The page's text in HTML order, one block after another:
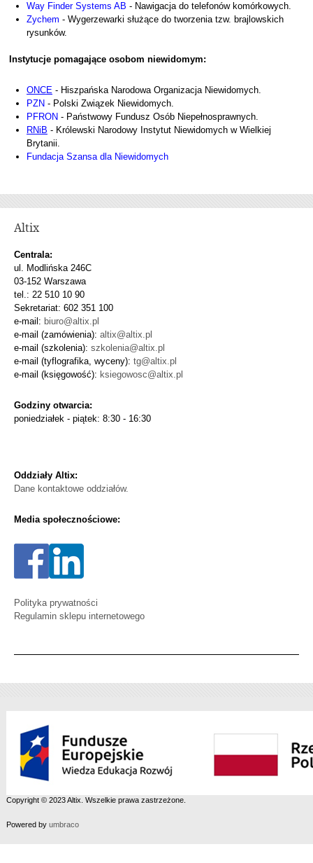
Way Finder Systems AB - Nawigacja do telefonów komórkowych.
Zychem - Wygerzewarki służące do tworzenia tzw. brajlowskich
rysunków.
Instytucje pomagające osobom niewidomym:
ONCE - Hiszpańska Narodowa Organizacja Niewidomych.
PZN - Polski Związek Niewidomych.
PFRON - Państwowy Fundusz Osób Niepełnosprawnych.
RNiB - Królewski Narodowy Instytut Niewidomych w Wielkiej
Brytanii.
Fundacja Szansa dla Niewidomych
Altix
Centrala:
ul. Modlińska 246C
03-152 Warszawa
tel.: 22 510 10 90
Sekretariat: 602 351 100
e-mail: biuro@altix.pl
e-mail (zamówienia): altix@altix.pl
e-mail (szkolenia): szkolenia@altix.pl
e-mail (tyflografika, wyceny): tg@altix.pl
e-mail (księgowość): ksiegowosc@altix.pl
Godziny otwarcia:
poniedziałek - piątek: 8:30 - 16:30
Oddziały Altix:
Dane kontaktowe oddziałów.
Media społecznościowe:
Polityka prywatności
Regulamin sklepu internetowego
Copyright © 2023 Altix. Wszelkie prawa zastrzeżone.
Powered by umbraco